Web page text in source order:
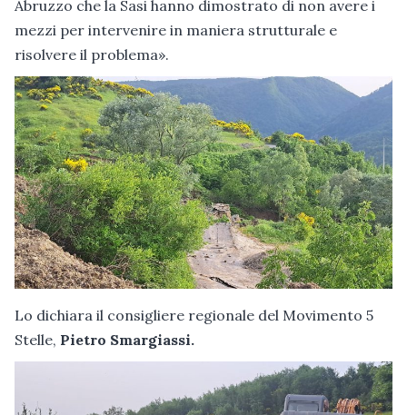
Abruzzo che la Sasi hanno dimostrato di non avere i
mezzi per intervenire in maniera strutturale e
risolvere il problema».
Lo dichiara il consigliere regionale del Movimento 5
Stelle, Pietro Smargiassi.